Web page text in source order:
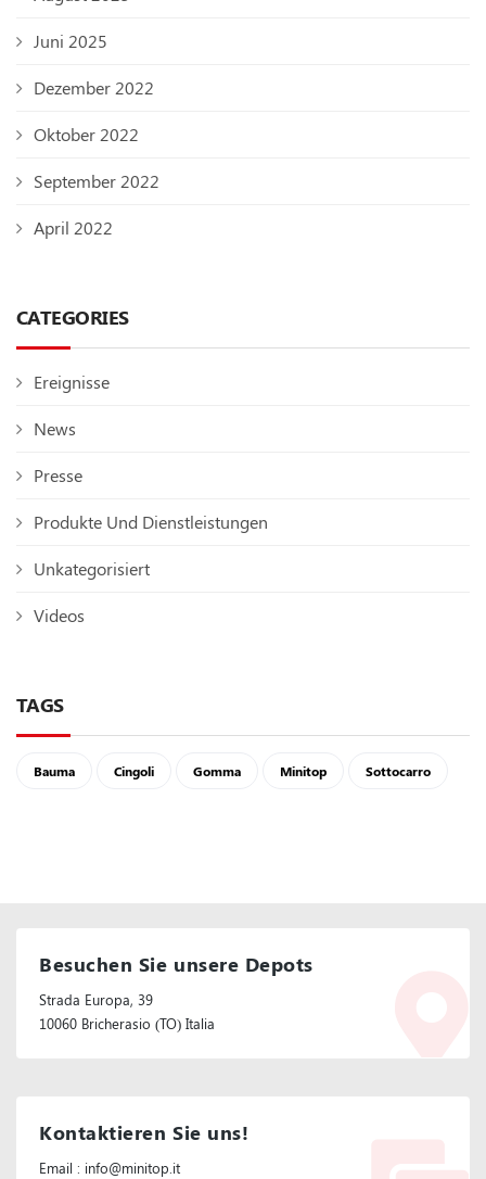
Juni 2025
Dezember 2022
Oktober 2022
September 2022
April 2022
CATEGORIES
Ereignisse
News
Presse
Produkte Und Dienstleistungen
Unkategorisiert
Videos
TAGS
Bauma Cingoli Gomma Minitop Sottocarro
Besuchen Sie unsere Depots
Strada Europa, 39
10060 Bricherasio (TO) Italia
Kontaktieren Sie uns!
Email : info@minitop.it